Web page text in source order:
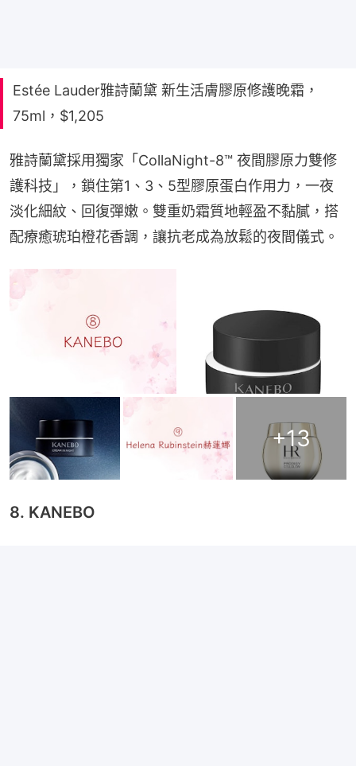
Estée Lauder雅詩蘭黛 新生活膚膠原修護晚霜，
75ml，$1,205
雅詩蘭黛採用獨家「CollaNight-8™ 夜間膠原力雙修
護科技」，鎖住第1、3、5型膠原蛋白作用力，一夜
淡化細紋、回復彈嫩。雙重奶霜質地輕盈不黏膩，搭
配療癒琥珀橙花香調，讓抗老成為放鬆的夜間儀式。
+13
8. KANEBO